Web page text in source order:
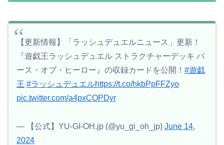
【更新情報】「ラッシュデュエルニュース」更新！
『遊戯王ラッシュデュエル ストラクチャーデッキ バ
ース・オブ・ヒーロー』の収録カードを公開！ #遊戯
王 #ラッシュデュエルhttps://t.co/hkbPpFFZyo
pic.twitter.com/a4pxCOPDyr
— 【公式】YU-GI-OH.jp (@yu_gi_oh_jp) June 14,
2024